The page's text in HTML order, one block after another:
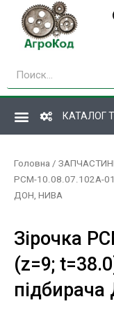
Перейти
вмісту
Пошук
КАТАЛОГ
Головна /
РСМ-10.08.07.102А-01
ДОН, НИВА
Зірочка
(z=9;